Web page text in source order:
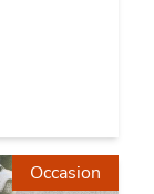
Occasion